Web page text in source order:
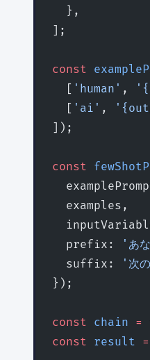
  },
];
const
  [
'human' ,
  [
'ai' ,
]);
const
  examples,
  prefix:
'あ
  suffix:
'次
});
const chain =
const result =